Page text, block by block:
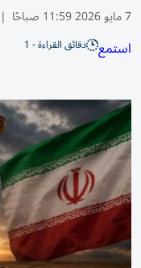
7 مايو 2026 11:59 صباحًا |
استمع دقائق القراءة - 1